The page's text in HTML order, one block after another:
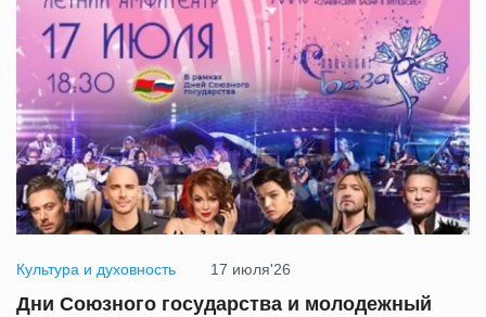
Культура и духовность 17 июля'26
Дни Союзного государства и молодежный